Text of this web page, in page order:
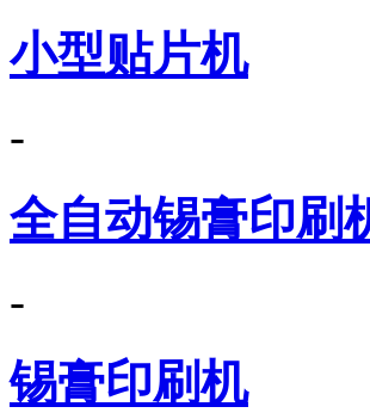
小型贴片机
-
全自动锡膏印刷
-
锡膏印刷机